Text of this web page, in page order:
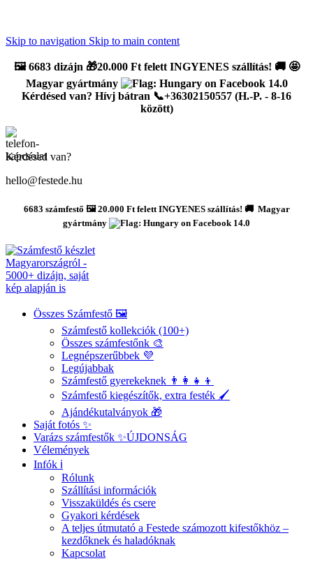
Skip to navigation Skip to main content
🖼️6683 dizájn 🎁20.000 Ft felett INGYENES szállítás! 🚚 🤩
Magyar gyártmány
Kérdésed van? Hívj bátran 📞+36302150557 (H.-P. - 8-16
között)
Kérdésed van?
hello@festede.hu
6683 számfestő 🖼️ 20.000 Ft felett INGYENES szállítás! 🚚 Magyar
gyártmány
Összes Számfestő 🖼️
Számfestő kollekciók (100+)
Összes számfestőnk 🎨
Legnépszerűbbek 💜
Legújabbak
Számfestő gyerekeknek 👨‍👩‍👧‍👦
Számfestő kiegészítők, extra festék 🖌️
Ajándékutalványok 🎁
Saját fotós ✨
Varázs számfestők ✨ÚJDONSÁG
Vélemények
Infók ℹ️
Rólunk
Szállítási információk
Visszaküldés és csere
Gyakori kérdések
A teljes útmutató a Festede számozott kifestőkhöz –
kezdőknek és haladóknak
Kapcsolat